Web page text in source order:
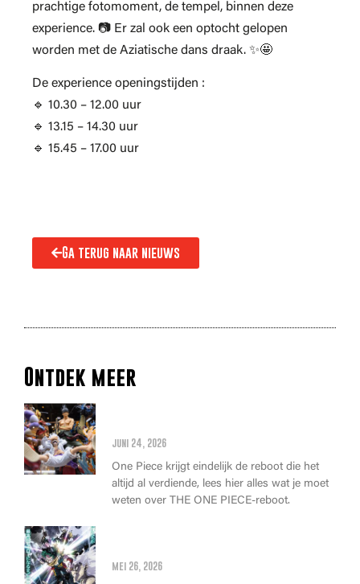
prachtige fotomoment, de tempel, binnen deze
experience. 📷 Er zal ook een optocht gelopen
worden met de Aziatische dans draak. ✨🤩
De experience openingstijden :
🔹 10.30 – 12.00 uur
🔹 13.15 – 14.30 uur
🔹 15.45 – 17.00 uur
Ga terug naar nieuws
Ontdek meer
juni 24, 2026
One Piece krijgt eindelijk de reboot die het
altijd al verdiende, lees hier alles wat je moet
weten over THE ONE PIECE-reboot.
mei 26, 2026